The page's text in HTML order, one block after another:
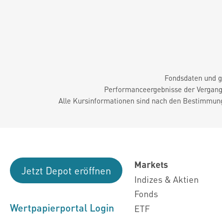
Fondsdaten und
Performanceergebnisse der
Alle Kursinformationen sind nach den
Jetzt Depot eröffnen
Wertpapierportal Login
Markets
Indizes & Aktien
Fonds
ETF